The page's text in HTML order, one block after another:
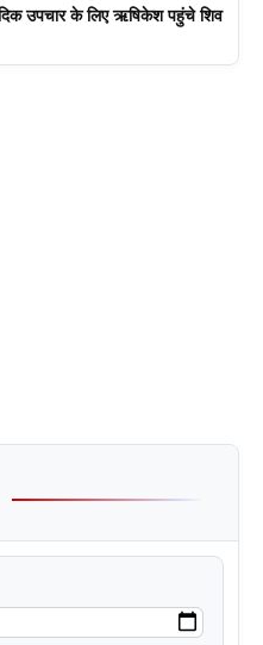
उपचार के लिए ऋषिकेश पहुंचे शिव